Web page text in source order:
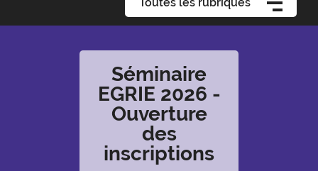
Séminaire
EGRIE 2026 -
Ouverture
des
inscriptions